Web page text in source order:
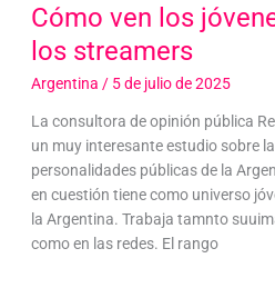
Cómo ven los
los streamers
Argentina / 5 de julio de 2025
La consultora de opinión pública
un muy interesante estudio sobre
personalidades públicas de la
en cuestión tiene como universo
la Argentina. Trabaja tamnto
como en las redes. El rango